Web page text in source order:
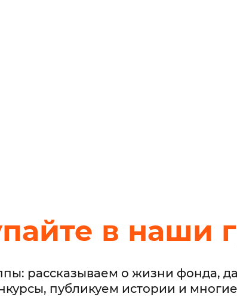
в наши
рассказываем о жизни фонда,
публикуем истории и